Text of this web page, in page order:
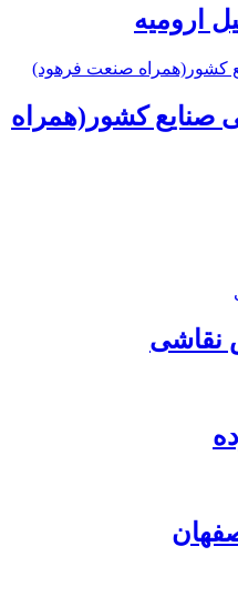
ارومیه
صنایع کشور(همراه
نقاشی